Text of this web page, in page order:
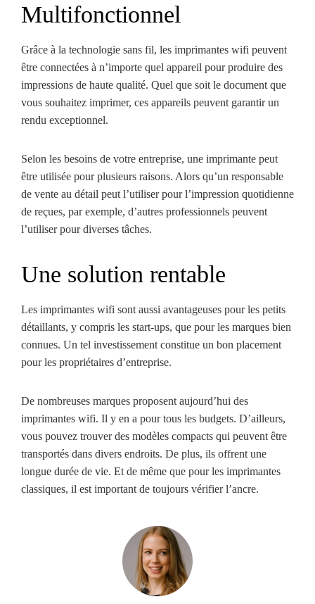
Multifonctionnel
Grâce à la technologie sans fil, les imprimantes wifi peuvent
être connectées à n’importe quel appareil pour produire des
impressions de haute qualité. Quel que soit le document que
vous souhaitez imprimer, ces appareils peuvent garantir un
rendu exceptionnel.
Selon les besoins de votre entreprise, une imprimante peut
être utilisée pour plusieurs raisons. Alors qu’un responsable
de vente au détail peut l’utiliser pour l’impression quotidienne
de reçues, par exemple, d’autres professionnels peuvent
l’utiliser pour diverses tâches.
Une solution rentable
Les imprimantes wifi sont aussi avantageuses pour les petits
détaillants, y compris les start-ups, que pour les marques bien
connues. Un tel investissement constitue un bon placement
pour les propriétaires d’entreprise.
De nombreuses marques proposent aujourd’hui des
imprimantes wifi. Il y en a pour tous les budgets. D’ailleurs,
vous pouvez trouver des modèles compacts qui peuvent être
transportés dans divers endroits. De plus, ils offrent une
longue durée de vie. Et de même que pour les imprimantes
classiques, il est important de toujours vérifier l’ancre.